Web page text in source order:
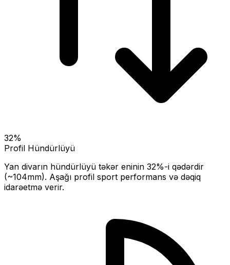
32%
Profil Hündürlüyü
Yan divarın hündürlüyü təkər eninin 32%-i qədərdir
(~104mm). Aşağı profil sport performans və dəqiq
idarəetmə verir.